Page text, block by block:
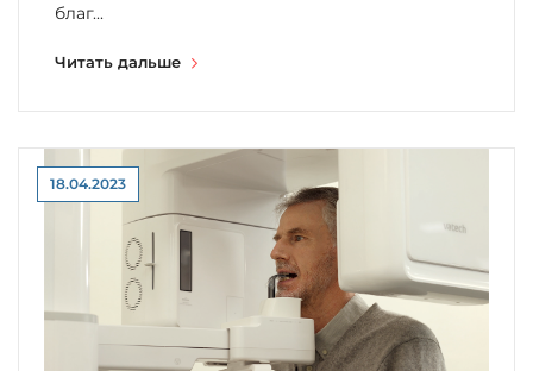
благ...
Читать дальше
18.04.2023